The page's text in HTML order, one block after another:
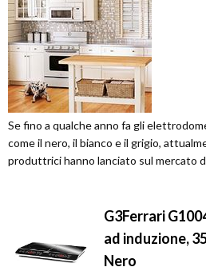
Se fino a qualche anno fa gli
come il nero, il bianco e il grigio,
produttrici hanno lanciato sul mercato
G3Ferrari
ad induzione,
Nero